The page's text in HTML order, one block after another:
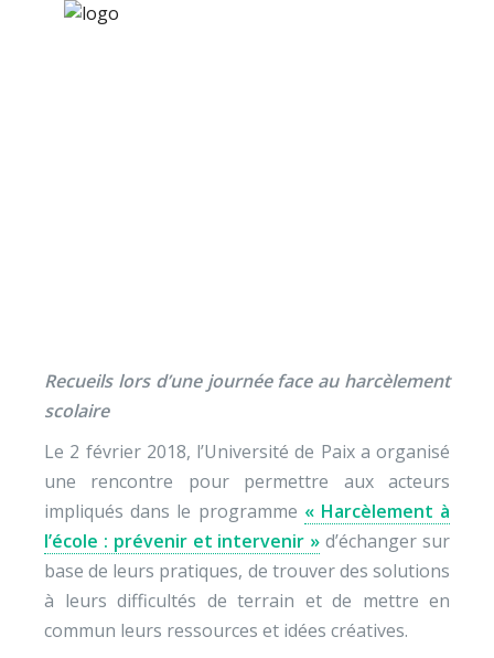
Recueils lors d’une journée face au harcèlement
scolaire
Le 2 février 2018, l’Université de Paix a organisé
une rencontre pour permettre aux acteurs
impliqués dans le programme « Harcèlement à
l’école : prévenir et intervenir » d’échanger sur
base de leurs pratiques, de trouver des solutions
à leurs difficultés de terrain et de mettre en
commun leurs ressources et idées créatives.